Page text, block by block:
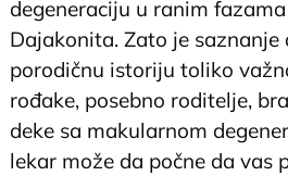
degeneraciju u ranim
Dajakonita. Zato je saznanje
porodičnu istoriju toliko
rođake, posebno roditelje,
deke sa makularnom
lekar može da počne da vas